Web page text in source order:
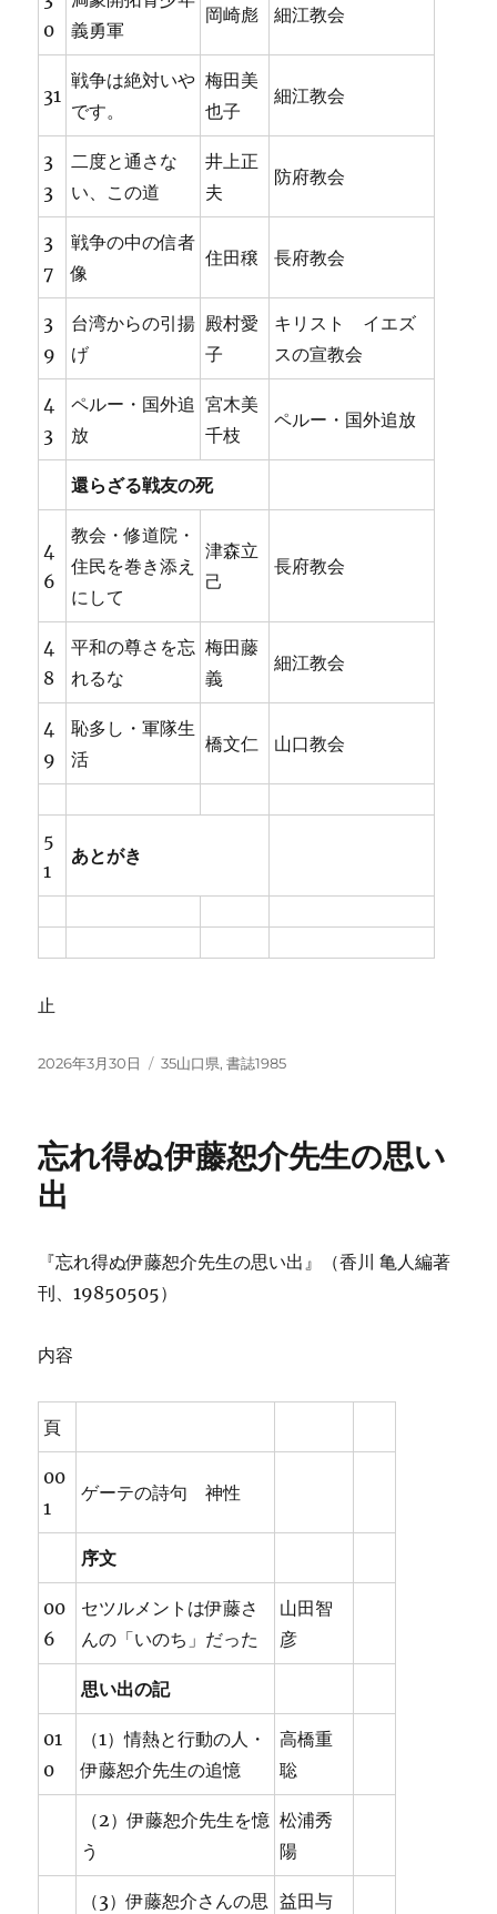
0
義勇軍
岡崎彪 細江教会
31
戦争は絶対いや
です。
梅田美
也子
細江教会
3
3
二度と通さな
い、この道
井上正
夫
防府教会
3
7
戦争の中の信者
像
住田穣 長府教会
3
9
台湾からの引揚
げ
殿村愛
子
キリスト イエズ
スの宣教会
4
3
ペルー・国外追
放
宮木美
千枝
ペルー・国外追放
還らざる戦友の死
4
6
教会・修道院・
住民を巻き添え
にして
津森立
己
長府教会
4
8
平和の尊さを忘
れるな
梅田藤
義
細江教会
4
9
恥多し・軍隊生
活
橋文仁 山口教会
5
1
あとがき
止
投
2026年3月30日
カ
ー
35山口県,書誌1985
忘れ得ぬ伊藤恕介先生の思い
出
『忘れ得ぬ伊藤恕介先生の思い出』（香川 亀人編著
刊、19850505）
内容
頁
00
1
ゲーテの詩句 神性
序文
00
6
セツルメントは伊藤さ
んの「いのち」だった
山田智
彦
思い出の記
01
0
（1）情熱と行動の人・
伊藤恕介先生の追憶
高橋重
聡
（2）伊藤恕介先生を憶
う
松浦秀
陽
（3）伊藤恕介さんの思 益田与